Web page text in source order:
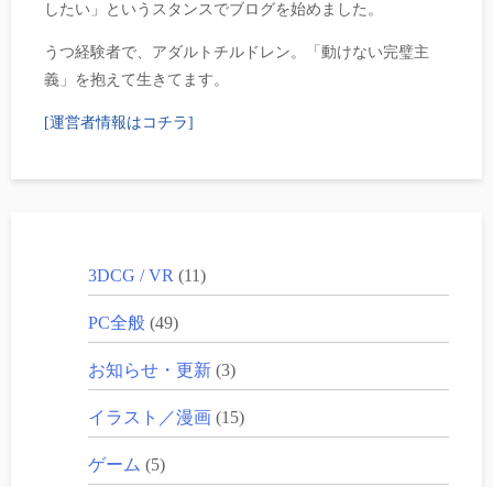
したい」というスタンスでブログを始めました。
うつ経験者で、アダルトチルドレン。「動けない完璧主
義」を抱えて生きてます。
[運営者情報はコチラ]
3DCG / VR (11)
PC全般 (49)
お知らせ・更新 (3)
イラスト／漫画 (15)
ゲーム (5)